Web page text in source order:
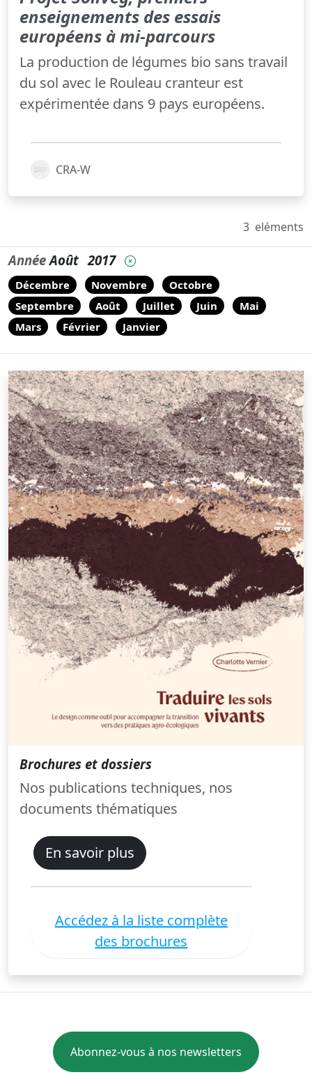
enseignements des essais
européens à mi-parcours
La production de légumes bio sans travail
du sol avec le Rouleau cranteur est
expérimentée dans 9 pays européens.
CRA-W
3 eléments
AnnéeAoût 2017
Décembre Novembre
Octobre
Septembre
Août Juillet Juin
Mai
Mars
Février Janvier
Brochures et dossiers
Nos publications techniques, nos
documents thématiques
En savoir plus
Accédez à la liste complète
des brochures
Abonnez-vous à nos newsletters